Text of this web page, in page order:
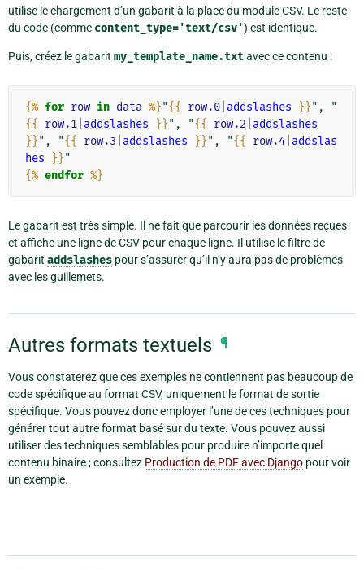
utilise le chargement d’un gabarit à la place du module CSV. Le reste
du code (comme content_type='text/csv') est identique.
Puis, créez le gabarit my_template_name.txtavec ce contenu :
{% for row in data %}"{{ row.0 addslashes }}", "
{{
row.1 addslashes }}", "{{ row.2 addslashes
}}", "{{ row.3 addslashes }}", "{{ row.4 addslas
hes
}}
{% endfor %}
Le gabarit est très simple. Il ne fait que parcourir les données reçues
et affiche une ligne de CSV pour chaque ligne. Il utilise le filtre de
gabarit addslashes pour s’assurer qu’il n’y aura pas de problèmes
avec les guillemets.
Autres formats textuels ¶
Vous constaterez que ces exemples ne contiennent pas beaucoup de
code spécifique au format CSV, uniquement le format de sortie
spécifique. Vous pouvez donc employer l’une de ces techniques pour
générer tout autre format basé sur du texte. Vous pouvez aussi
utiliser des techniques semblables pour produire n’importe quel
contenu binaire ; consultez Production de PDF avec Django pour voir
un exemple.